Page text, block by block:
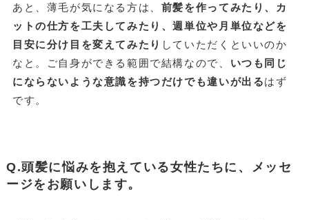
あと、薄毛が気になる方は、 前髪を作ってみたり、カ
ットの仕方を工夫してみたり、週単位や月単位などを
目安に分け目を変えてみたり していただくといいのか
なと。ご自身ができる範囲で結構なので、 いつも同じ
にならないような意識を持つだけでも違いが出るはず
です。
Q.頭髪に悩みを抱えている女性たちに、メッセ
ージをお願いします。